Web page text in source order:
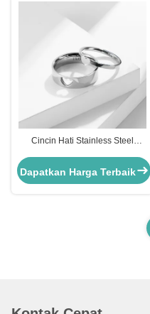
Cincin Hati Stainless Steel
Pernikahan Cincin Hari Valentine
Kustom
Dapatkan Harga Terbaik